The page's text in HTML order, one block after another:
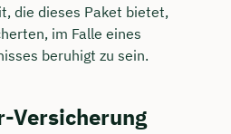
die dieses Paket bietet,
im Falle eines
beruhigt zu sein.
Versicherung